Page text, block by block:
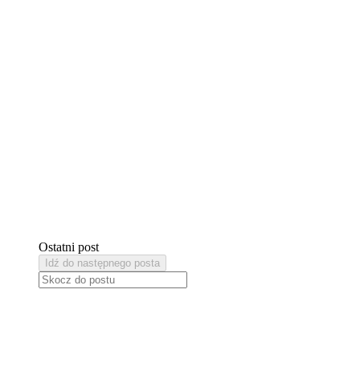
Ostatni post
Idź do następnego posta